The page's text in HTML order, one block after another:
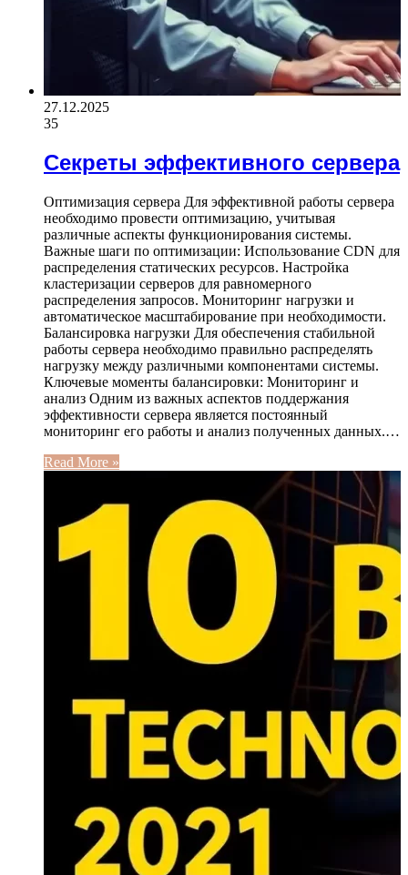
27.12.2025
35
Секреты эффективного сервера
Оптимизация сервера Для эффективной работы сервера
необходимо провести оптимизацию, учитывая
различные аспекты функционирования системы.
Важные шаги по оптимизации: Использование CDN для
распределения статических ресурсов. Настройка
кластеризации серверов для равномерного
распределения запросов. Мониторинг нагрузки и
автоматическое масштабирование при необходимости.
Балансировка нагрузки Для обеспечения стабильной
работы сервера необходимо правильно распределять
нагрузку между различными компонентами системы.
Ключевые моменты балансировки: Мониторинг и
анализ Одним из важных аспектов поддержания
эффективности сервера является постоянный
мониторинг его работы и анализ полученных данных.…
Read More »